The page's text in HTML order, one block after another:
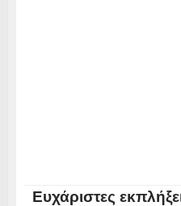
Ευχάριστες